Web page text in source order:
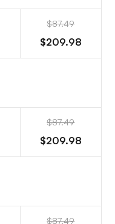
$87.49
$209.98
$87.49
$209.98
$87.49